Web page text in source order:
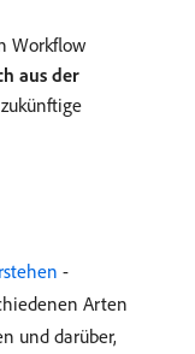
Workflow
aus der
-
Arten
und darüber,